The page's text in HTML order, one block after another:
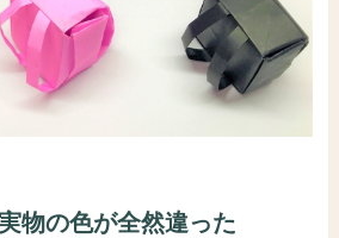
物の色が全然違った